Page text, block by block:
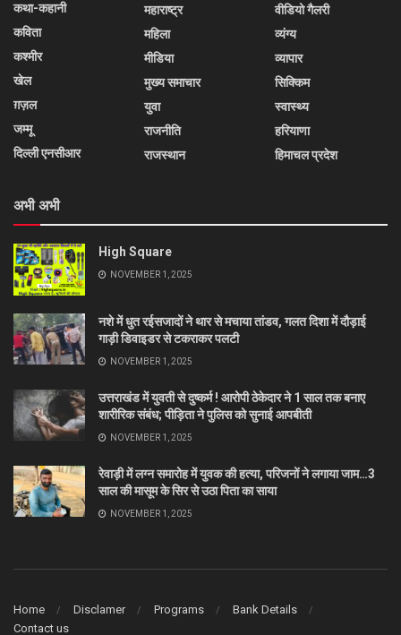
कथा-कहानी
कविता
कश्मीर
खेल
ग़ज़ल
जम्मू
दिल्ली एनसीआर
महाराष्ट्र
महिला
मीडिया
मुख्य समाचार
युवा
राजनीति
राजस्थान
वीडियो गैलरी
व्यंग्य
व्यापार
सिक्किम
स्वास्थ्य
हरियाणा
हिमाचल प्रदेश
अभी अभी
High Square
NOVEMBER 1, 2025
नशे में धुत रईसजादों ने थार से मचाया तांडव, गलत दिशा में दौड़ाई
गाड़ी डिवाइडर से टकराकर पलटी
NOVEMBER 1, 2025
उत्तराखंड में युवती से दुष्कर्म ! आरोपी ठेकेदार ने 1 साल तक बनाए
शारीरिक संबंध; पीड़िता ने पुलिस को सुनाई आपबीती
NOVEMBER 1, 2025
रेवाड़ी में लग्न समारोह में युवक की हत्या, परिजनों ने लगाया जाम…3
साल की मासूम के सिर से उठा पिता का साया
NOVEMBER 1, 2025
Home Disclamer Programs
Bank Details
Contact us